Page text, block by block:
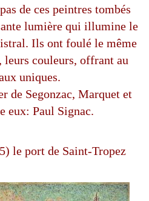
de ces peintres tombés
lumière qui illumine le
Ils ont foulé le même
leurs couleurs, offrant au
uniques.
de Segonzac, Marquet et
eux: Paul Signac.
le port de Saint-Tropez